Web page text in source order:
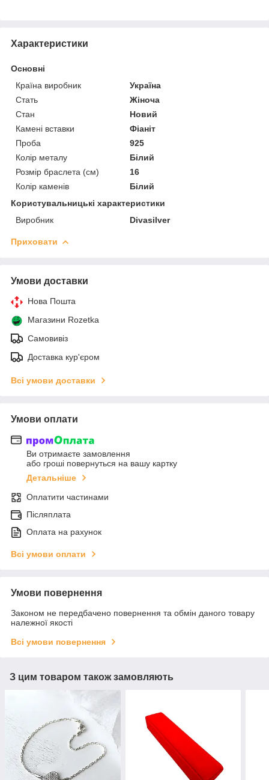
Характеристики
Основні
Країна виробник
Україна
Стать
Жіноча
Стан
Новий
Камені вставки
Фіаніт
Проба
925
Колір металу
Білий
Розмір браслета (см)
16
Колір каменів
Білий
Користувальницькі характеристики
Виробник
Divasilver
Приховати
Умови доставки
Нова Пошта
Магазини Rozetka
Самовивіз
Доставка кур'єром
Всі умови доставки
Умови оплати
Ви отримаєте замовлення
або гроші повернуться на вашу картку
Детальніше
Оплатити частинами
Післяплата
Оплата на рахунок
Всі умови оплати
Умови повернення
Законом не передбачено повернення та обмін даного товару
належної якості
Всі умови повернення
З цим товаром також замовляють